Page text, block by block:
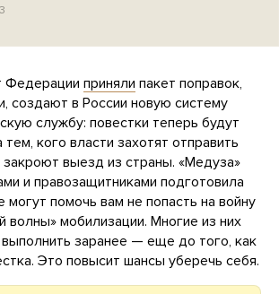
Федерации приняли пакет поправок,
создают в России новую систему
службу: повестки теперь будут
кого власти захотят отправить
выезд из страны. «Медуза»
и правозащитниками подготовила
помочь вам не попасть на войну
волны» мобилизации. Многие из них
заранее — еще до того, как
Это повысит шансы уберечь себя.